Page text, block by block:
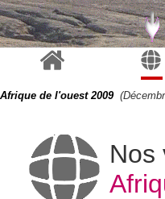
Afrique de l'ouest 2009
Nos